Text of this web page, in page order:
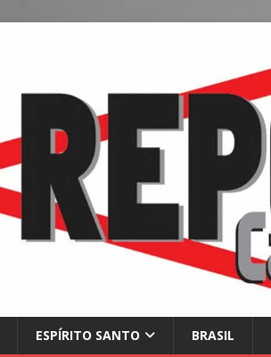
ESPÍRITO SANTO BRASIL